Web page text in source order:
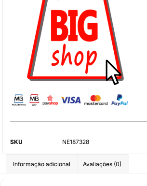
SKU NE187328
Informação adicional Avaliações (0)